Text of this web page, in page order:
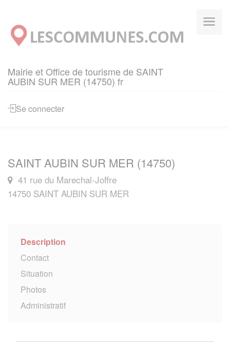
Mairie et Office de tourisme de SAINT
AUBIN SUR MER (14750) fr
Se connecter
SAINT AUBIN SUR MER (14750)
41 rue du Marechal-Joffre
14750 SAINT AUBIN SUR MER
Description
Contact
Situation
Photos
Administratif